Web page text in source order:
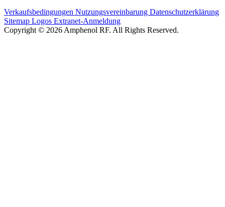
Verkaufsbedingungen Nutzungsvereinbarung Datenschutzerklärung
Sitemap Logos Extranet-Anmeldung
Copyright © 2026 Amphenol RF. All Rights Reserved.